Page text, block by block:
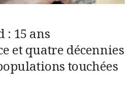
: 15 ans
et quatre décennies
touchées